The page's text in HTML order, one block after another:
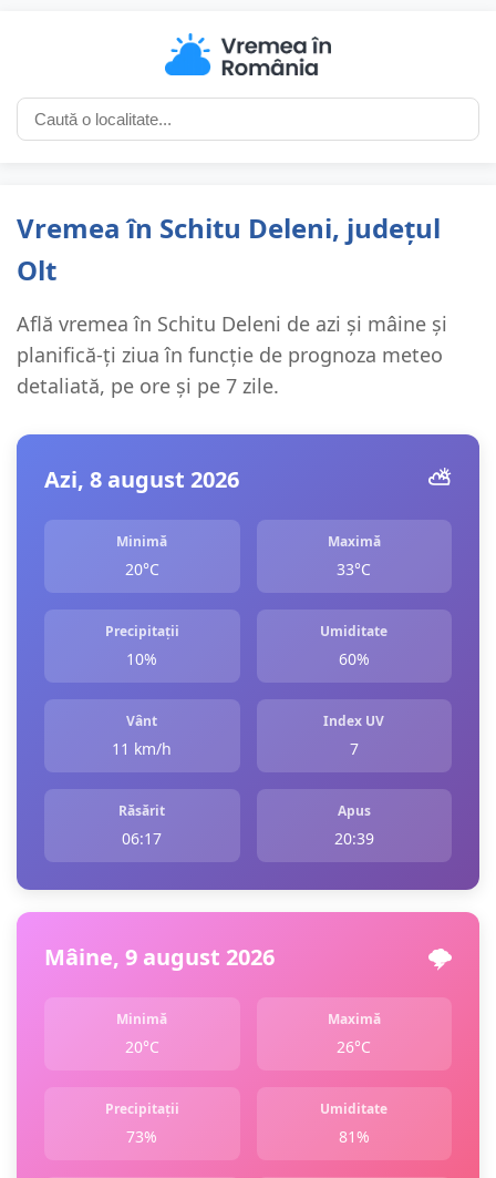
Vremea în Schitu Deleni, județul
Olt
Află vremea în Schitu Deleni de azi și mâine și
planifică-ți ziua în funcție de prognoza meteo
detaliată, pe ore și pe 7 zile.
Azi, 8 august 2026 ⛅️
Minimă
20°C
Maximă
33°C
Precipitații
10%
Umiditate
60%
Vânt
11 km/h
Index UV
7
Răsărit
06:17
Apus
20:39
Mâine, 9 august 2026 🌩️
Minimă
20°C
Maximă
26°C
Precipitații
73%
Umiditate
81%